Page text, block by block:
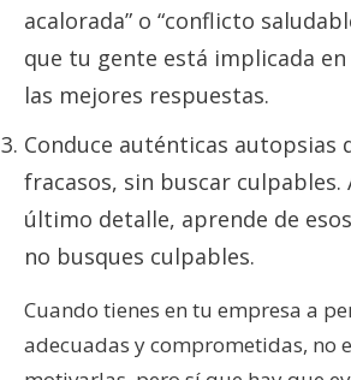
acalorada” o “conflicto
que tu gente está implicada
las mejores respuestas.
Conduce auténticas autopsias
fracasos, sin buscar culpables.
último detalle, aprende de
no busques culpables.
Cuando tienes en tu empresa a
adecuadas y comprometidas, no